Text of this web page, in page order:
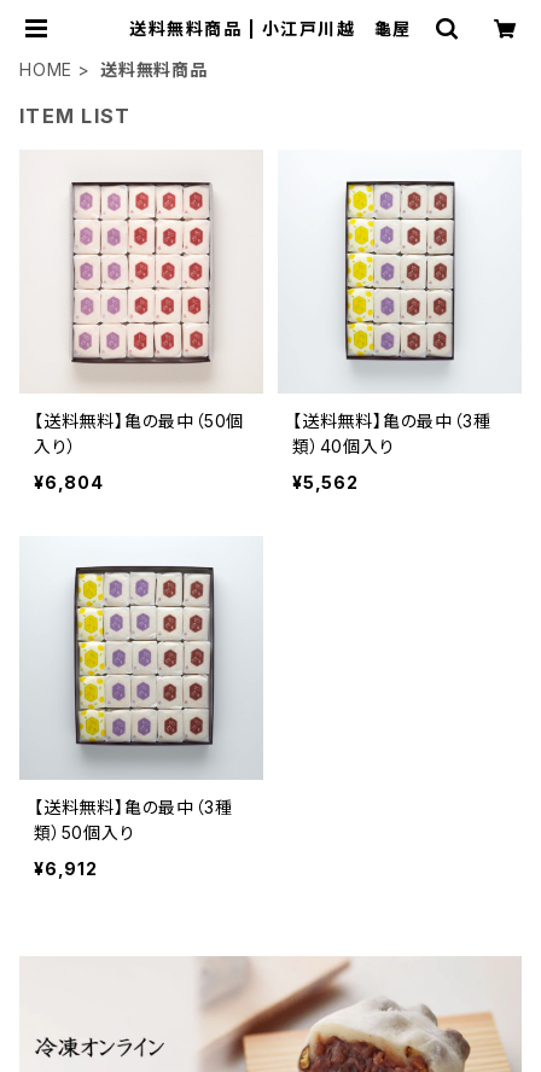
送料無料商品 | 小江戸川越 龜屋
HOME
送料無料商品
ITEM LIST
【送料無料】亀の最中（50個
入り）
¥6,804
【送料無料】亀の最中（3種
類）40個入り
¥5,562
【送料無料】亀の最中（3種
類）50個入り
¥6,912